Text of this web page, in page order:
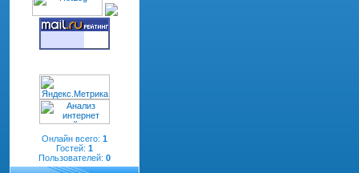
Онлайн всего: 1
Гостей: 1
Пользователей: 0